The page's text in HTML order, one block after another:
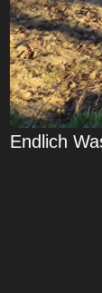
Endlich